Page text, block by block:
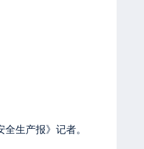
生产报》记者。